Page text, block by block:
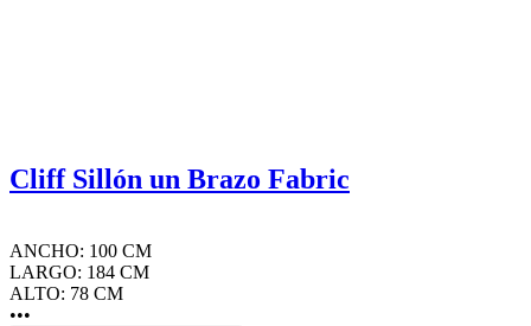
Cliff Sillón un Brazo Fabric
ANCHO: 100 CM
LARGO: 184 CM
ALTO: 78 CM
•••